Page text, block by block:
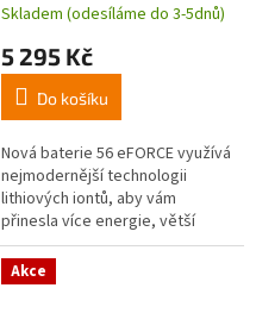
Skladem (odesíláme do 3-5dnů)
5 295 Kč
Do košíku
Nová baterie 56 eFORCE využívá
nejmodernější technologii
lithiových iontů, aby vám
přinesla více energie, větší
všestrannost a delší dobu
provozu. Baterie 4.5 Ah je
kompatibilní...
Akce